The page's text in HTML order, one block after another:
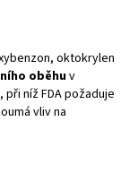
oktokrylen
oběhuv
níž FDA požaduje
vliv na